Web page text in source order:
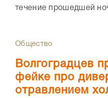
течение прошедшей
Общество
Волгоградцев
фейке про
отравлением